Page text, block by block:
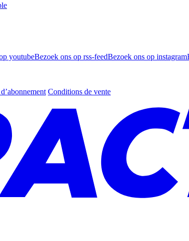
youtubeBezoek ons op rss-feedBezoek ons op instagram
Conditions de vente